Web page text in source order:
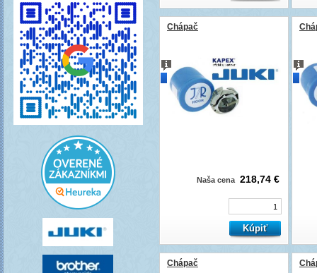
Chápač
Naša cena 218,74 €
novinka
Chápač